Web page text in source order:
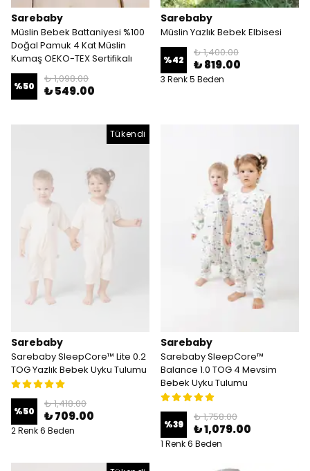
Sarebaby
Müslin Bebek Battaniyesi %100
Doğal Pamuk 4 Kat Müslin
Kumaş OEKO-TEX Sertifikalı
%50
₺ 1,098.00
₺ 549.00
Sarebaby
Müslin Yazlık Bebek Elbisesi
%42
₺ 1,400.00
₺ 819.00
3 Renk 5 Beden
Tükendi
Sarebaby
Sarebaby SleepCore™ Lite 0.2
TOG Yazlık Bebek Uyku Tulumu
%50
₺ 1,418.00
₺ 709.00
2 Renk 6 Beden
Sarebaby
Sarebaby SleepCore™
Balance 1.0 TOG 4 Mevsim
Bebek Uyku Tulumu
%39
₺ 1,758.00
₺ 1,079.00
1 Renk 6 Beden